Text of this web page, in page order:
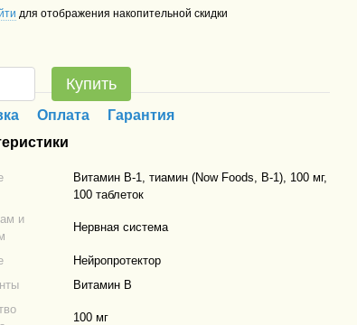
для отображения накопительной скидки
Купить
Оплата
Гарантия
Витамин B-1, тиамин (Now Foods, B-1), 100 мг,
100 таблеток
и
Нервная система
Нейропротектор
Витамин B
100 мг